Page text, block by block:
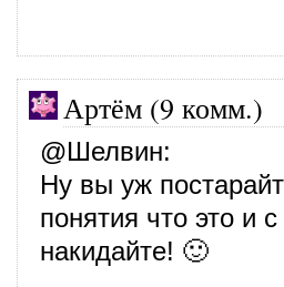
Артём (9 комм.)
@Шелвин:
Ну вы уж
понятия что это и
накидайте! 🙂